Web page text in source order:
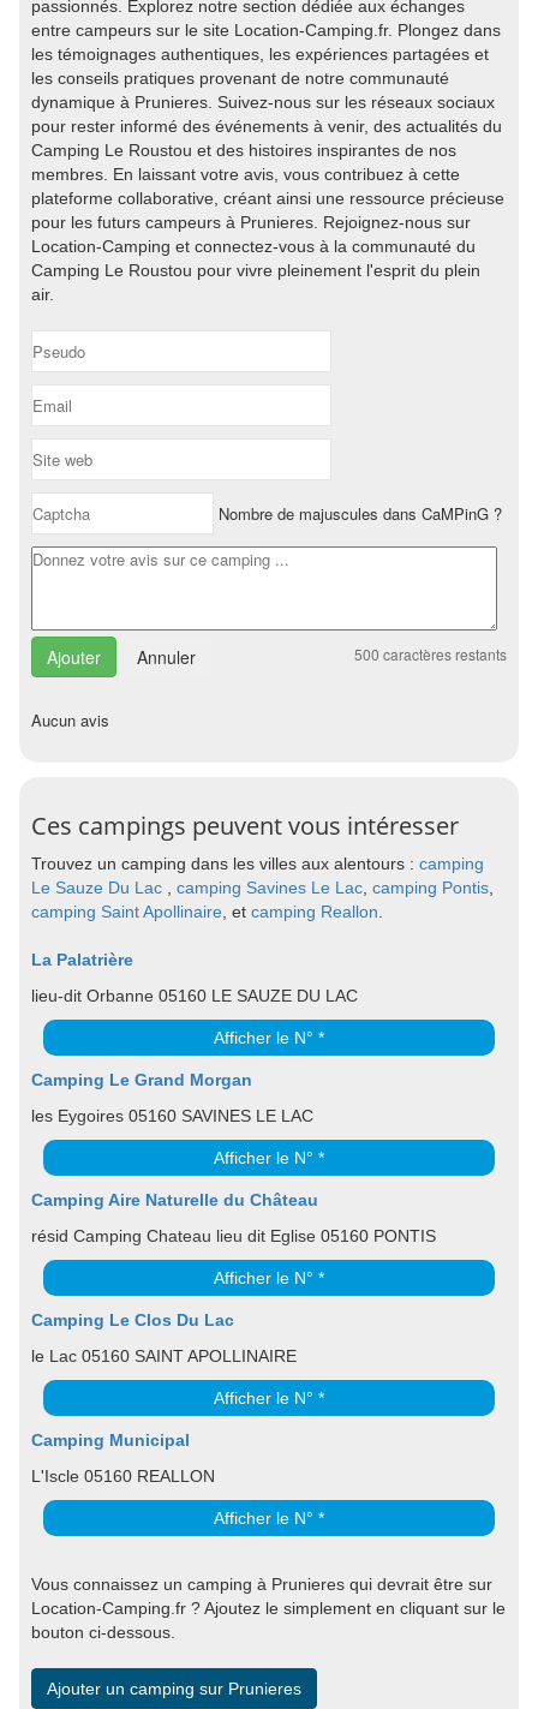
passionnés. Explorez notre section dédiée aux échanges
entre campeurs sur le site Location-Camping.fr. Plongez dans
les témoignages authentiques, les expériences partagées et
les conseils pratiques provenant de notre communauté
dynamique à Prunieres. Suivez-nous sur les réseaux sociaux
pour rester informé des événements à venir, des actualités du
Camping Le Roustou et des histoires inspirantes de nos
membres. En laissant votre avis, vous contribuez à cette
plateforme collaborative, créant ainsi une ressource précieuse
pour les futurs campeurs à Prunieres. Rejoignez-nous sur
Location-Camping et connectez-vous à la communauté du
Camping Le Roustou pour vivre pleinement l'esprit du plein
air.
Nombre de majuscules dans CaMPinG ?
Annuler 500 caractères restants
Aucun avis
Ces campings peuvent vous intéresser
Trouvez un camping dans les villes aux alentours : camping
Le Sauze Du Lac
camping Savines Le Lac camping Pontis
camping Saint Apollinaire , et camping Reallon
La Palatrière
lieu-dit Orbanne 05160 LE SAUZE DU LAC
Afficher le N° *
Camping Le Grand Morgan
les Eygoires 05160 SAVINES LE LAC
Afficher le N° *
Camping Aire Naturelle du Château
résid Camping Chateau lieu dit Eglise 05160 PONTIS
Afficher le N° *
Camping Le Clos Du Lac
le Lac 05160 SAINT APOLLINAIRE
Afficher le N° *
Camping Municipal
L'Iscle 05160 REALLON
Afficher le N° *
Vous connaissez un camping à Prunieres qui devrait être sur
Location-Camping.fr ? Ajoutez le simplement en cliquant sur le
bouton ci-dessous.
Ajouter un camping sur Prunieres